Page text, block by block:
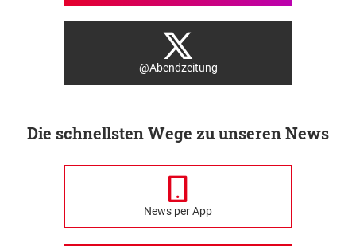
@Abendzeitung
Die schnellsten Wege zu unseren News
News per App